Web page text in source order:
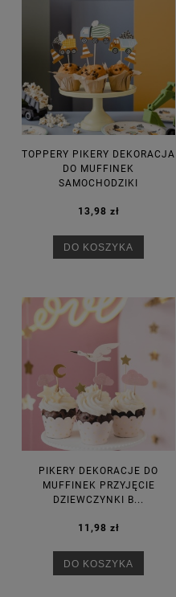
TOPPERY PIKERY DEKORACJA
DO MUFFINEK
SAMOCHODZIKI
13,98 zł
DO KOSZYKA
PIKERY DEKORACJE DO
MUFFINEK PRZYJĘCIE
DZIEWCZYNKI B...
11,98 zł
DO KOSZYKA